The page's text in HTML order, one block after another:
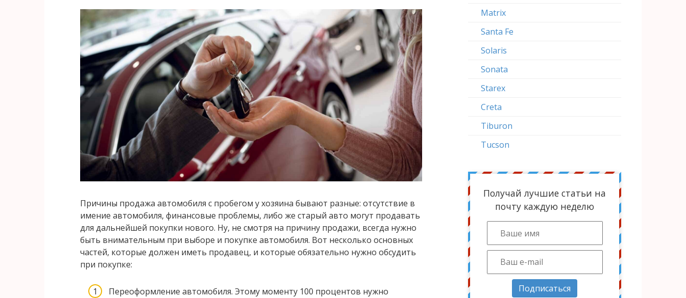
Причины продажа автомобиля с пробегом у хозяина бывают разные: отсутствие в
имение автомобиля, финансовые проблемы, либо же старый авто могут продавать
для дальнейшей покупки нового. Ну, не смотря на причину продажи, всегда нужно
быть внимательным при выборе и покупке автомобиля. Вот несколько основных
частей, которые должен иметь продавец, и которые обязательно нужно обсудить
при покупке:
Переоформление автомобиля. Этому моменту 100 процентов нужно
Matrix
Santa Fe
Solaris
Sonata
Starex
Creta
Tiburon
Tucson
Получай лучшие статьи на
почту каждую неделю
Подписаться